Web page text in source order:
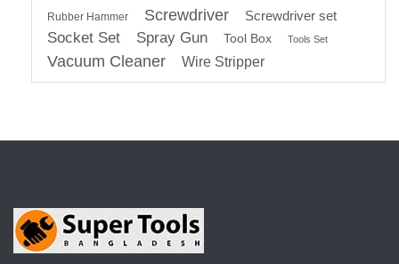
Rubber Hammer Screwdriver Screwdriver set
Socket Set Spray Gun Tool Box Tools Set
Vacuum Cleaner Wire Stripper